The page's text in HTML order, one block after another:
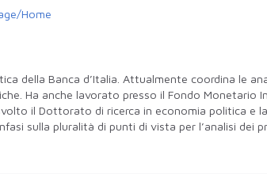
Home
della Banca d’Italia. Attualmente coordina le
Ha anche lavorato presso il Fondo Monetario
il Dottorato di ricerca in economia politica e la
sulla pluralità di punti di vista per l’analisi dei